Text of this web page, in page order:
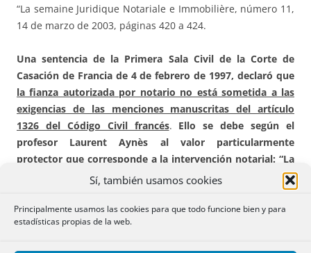
Sí, también usamos cookies
Principalmente usamos las cookies para que todo funcione bien y para
estadísticas propias de la web.
“La semaine Juridique Notariale e Immobilière, número 11,
14 de marzo de 2003, páginas 420 a 424.
Una sentencia de la Primera Sala Civil de la Corte de
Casación de Francia de 4 de febrero de 1997, declaró que
la fianza autorizada por notario no está sometida a las
exigencias de las menciones manuscritas del artículo
1326 del Código Civil francés. Ello se debe según el
profesor Laurent Aynès al valor particularmente
protector que corresponde a la intervención notarial: “La
autenticidad permite al acto hacer fe y los consejos del
notario son suficientes para informar al fiador sobre la
gravedad y el alcance de su obligación”. Ante ello
Majdansky, que cita a Aynes en la página 165 de la obra